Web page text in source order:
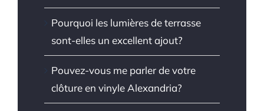
Pourquoi les lumières de terrasse
sont-elles un excellent ajout?
Pouvez-vous me parler de votre
clôture en vinyle Alexandria?